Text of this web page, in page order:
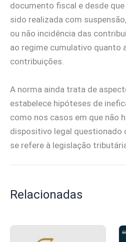
documento fiscal e desde
sido realizada com
ou não incidência das
ao regime cumulativo quanto
contribuições.
A norma ainda trata de
estabelece hipóteses de
como nos casos em que não
dispositivo legal questionado
se refere à legislação
Relacionadas